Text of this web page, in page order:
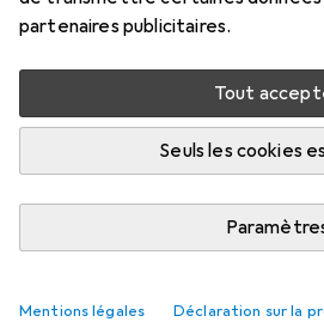
partenaires publicitaires.
Tout
Seuls les cookies
Mentions légales Déclaration sur la
Liste des produits
Pompe à air
Intex
128